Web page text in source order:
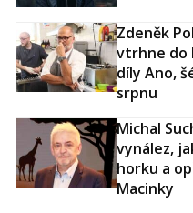
Zdeněk
vtrhne do
díly Ano,
srpnu
Michal
vynález,
horku a
Macinky